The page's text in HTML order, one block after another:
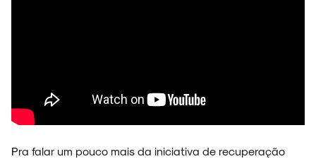
Pra falar um pouco mais da iniciativa de recuperação